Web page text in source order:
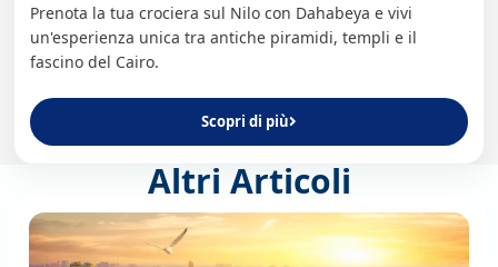
Prenota la tua crociera sul Nilo con Dahabeya e vivi
un'esperienza unica tra antiche piramidi, templi e il
fascino del Cairo.
Scopri di più
Altri Articoli